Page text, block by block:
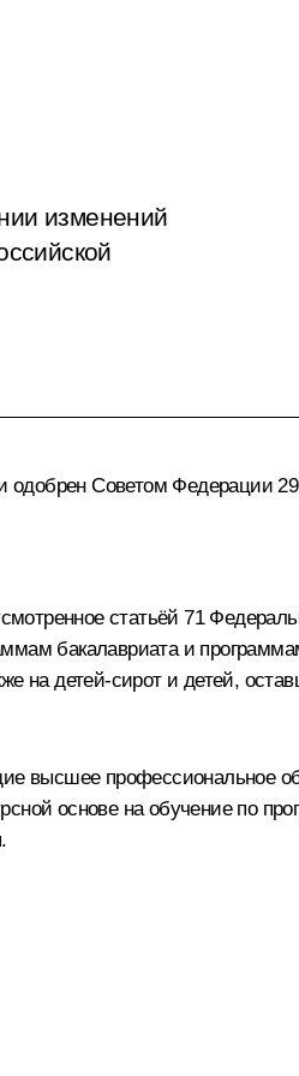
изменений
одобрен Советом Федерации 29
статьёй 71
бакалавриата и
на детей-сирот и детей,
высшее профессиональное
основе на обучение по